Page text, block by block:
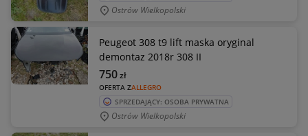
Ostrów Wielkopolski
Peugeot 308 t9 lift maska oryginal
demontaz 2018r 308 II
OFERTA ZALLEGRO
750zł
SPRZEDAJĄCY: OSOBA PRYWATNA
Ostrów Wielkopolski